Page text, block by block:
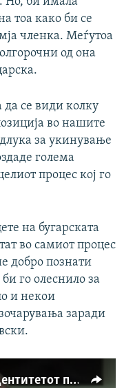
тоа како би се
членка. Меѓутоа
од она
да се види колку
во нашите
за укинување
голема
процес кој го
на бугарската
во самиот процес
добро познати
го олеснило за
и некои
заради
Гир – Никој не го изгубил идентитетот при пристапувањето во ЕУ